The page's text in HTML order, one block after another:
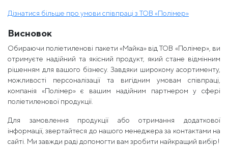
Дізнатися більше про умови співпраці з ТОВ «Полімер»
Висновок
Обираючи поліетиленові пакети «Майка» від ТОВ «Полімер», ви
отримуєте надійний та якісний продукт, який стане відмінним
рішенням для вашого бізнесу. Завдяки широкому асортименту,
можливості персоналізації та вигідним умовам співпраці,
компанія «Полімер» є вашим надійним партнером у сфері
поліетиленової продукції.
Для замовлення продукції або отримання додаткової
інформації, звертайтеся до нашого менеджера за контактами на
сайті. Ми завжди раді допомогти вам зробити найкращий вибір!